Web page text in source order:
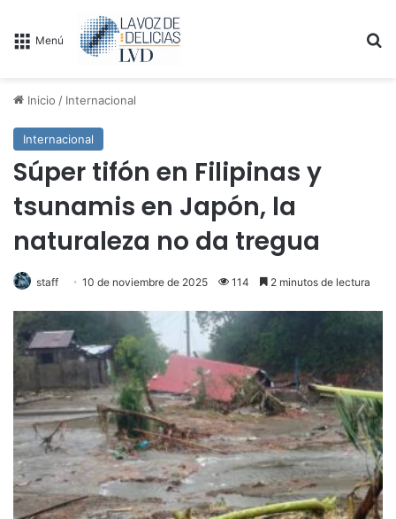
Menú
Inicio / Internacional
Internacional
Súper tifón en Filipinas y
tsunamis en Japón, la
naturaleza no da tregua
staff 10 de noviembre de 2025 114 2 minutos de lectura